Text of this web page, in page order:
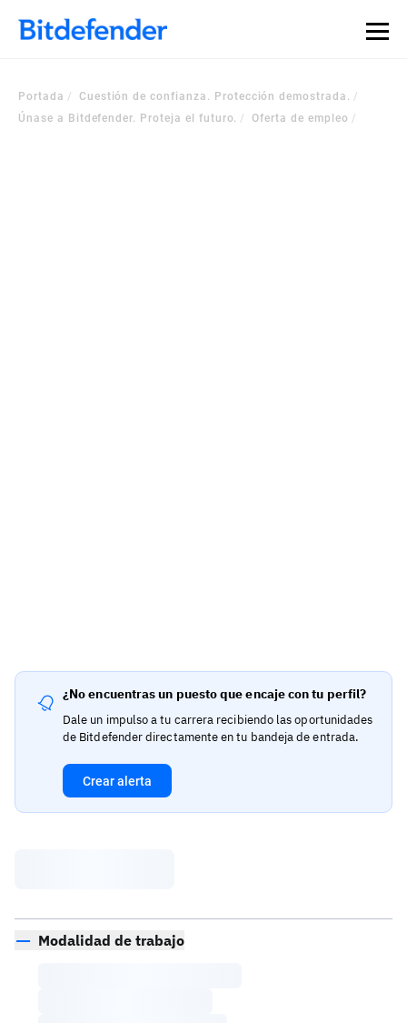
Portada
Cuestión de confianza. Protección demostrada.
Únase a Bitdefender. Proteja el futuro.
Oferta de empleo
¿No encuentras un puesto que encaje con tu perfil?
Dale un impulso a tu carrera recibiendo las oportunidades
de Bitdefender directamente en tu bandeja de entrada.
Crear alerta
Modalidad de trabajo